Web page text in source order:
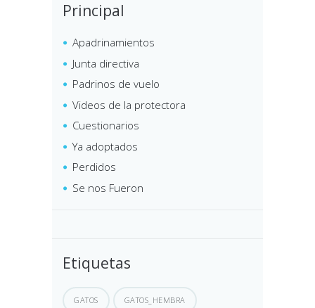
Principal
Apadrinamientos
Junta directiva
Padrinos de vuelo
Videos de la protectora
Cuestionarios
Ya adoptados
Perdidos
Se nos Fueron
Etiquetas
GATOS GATOS_HEMBRA